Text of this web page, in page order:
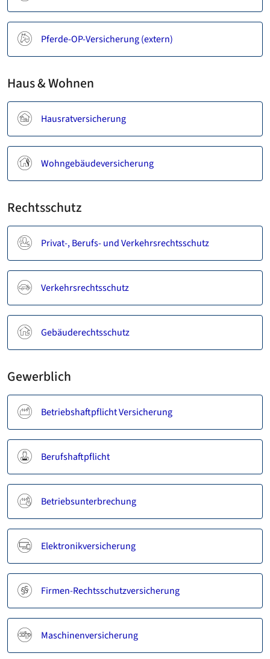
Pferde-OP-Versicherung (extern)
Haus & Wohnen
Hausratversicherung
Wohngebäudeversicherung
Rechtsschutz
Privat-, Berufs- und Verkehrsrechtsschutz
Verkehrsrechtsschutz
Gebäuderechtsschutz
Gewerblich
Betriebshaftpflicht Versicherung
Berufshaftpflicht
Betriebsunterbrechung
Elektronikversicherung
Firmen-Rechtsschutzversicherung
Maschinenversicherung